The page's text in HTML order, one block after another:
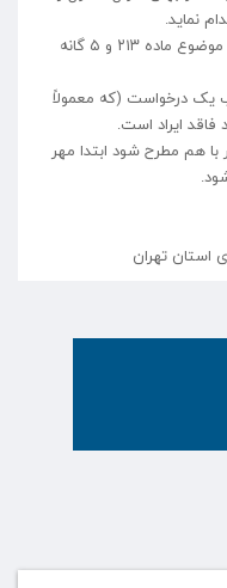
در صورتجلسه تحریر ترکه حتماً موارد ۶ گانه موضوع ماده ۲۱۳ و ۵ گانه
یک درخواست (که معمولاً
ایراد است.
هم مطرح شود ابتدا مهر
استان تهران